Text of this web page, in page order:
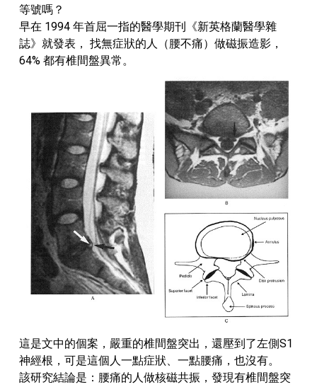
等號嗎？
早在 1994 年首屈一指的醫學期刊《新英格蘭醫學雜
誌》就發表， 找無症狀的人（腰不痛）做磁振造影，
64% 都有椎間盤異常。
這是文中的個案，嚴重的椎間盤突出，還壓到了左側S1
神經根，可是這個人一點症狀、一點腰痛，也沒有。
該研究結論是：腰痛的人做核磁共振，發現有椎間盤突